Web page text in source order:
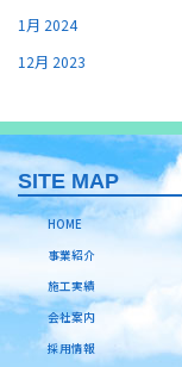
1月 2024
12月 2023
SITE MAP
HOME
事業紹介
施工実績
会社案内
採用情報